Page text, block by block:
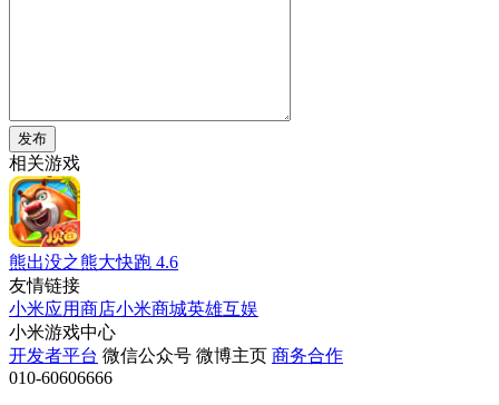
发布
相关游戏
熊出没之熊大快跑 4.6
友情链接
小米应用商店小米商城英雄互娱
小米游戏中心
开发者平台 微信公众号 微博主页 商务合作
010-60606666